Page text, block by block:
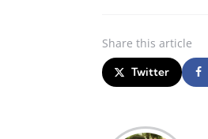
Share this article
Twitter